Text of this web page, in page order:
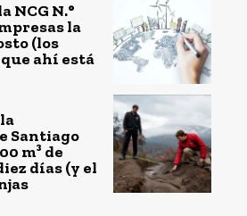
NCG N.°
la
(los
ahí está
Santiago
m³ de
días (y el